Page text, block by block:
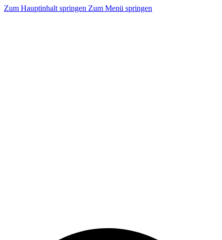
Zum Hauptinhalt springen Zum Menü springen